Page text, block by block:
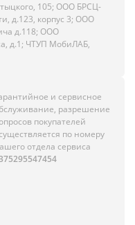
105; ООО БРСЦ-
д.123, корпус 3; ООО
д.118; ООО
д.1; ЧТУП МобиЛАБ,
и сервисное
разрешение
покупателей
по номеру
отдела сервиса